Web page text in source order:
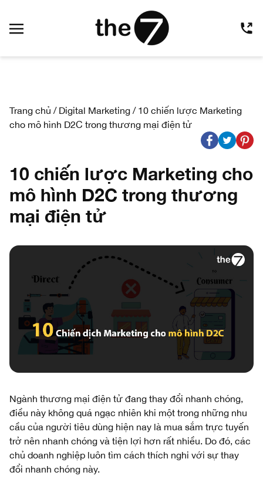
Trang chủ / Digital Marketing / 10 chiến lược Marketing
cho mô hình D2C trong thương mại điện tử
10 chiến lược Marketing cho
mô hình D2C trong thương
mại điện tử
Ngành thương mại điện tử đang thay đổi nhanh chóng,
điều này không quá ngạc nhiên khi một trong những nhu
cầu của người tiêu dùng hiện nay là mua sắm trực tuyến
trở nên nhanh chóng và tiện lợi hơn rất nhiều. Do đó, các
chủ doanh nghiệp luôn tìm cách thích nghi với sự thay
đổi nhanh chóng này.